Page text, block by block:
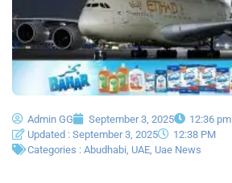
Admin GG September 3, 2025
12:36 pm
Updated : September 3, 2025
12:38 PM
Categories : Abudhabi UAE Uae News